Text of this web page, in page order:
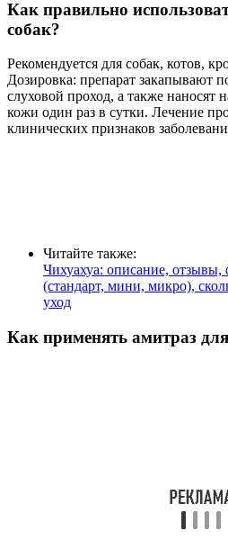
Как правильно
собак?
Рекомендуется для собак, котов,
Дозировка: препарат закапывают
слуховой проход, а также наносят
кожи один раз в сутки. Лечение
клинических признаков
Читайте также:
Чихуахуа: описание,
(стандарт, мини, микро),
уход
Как применять амитраз